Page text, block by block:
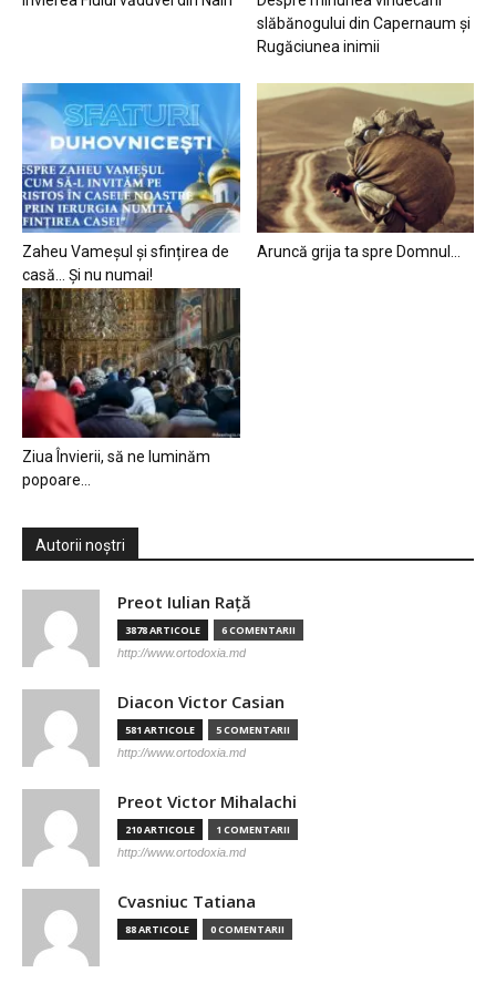
slăbănogului din Capernaum și
Rugăciunea inimii
Zaheu Vameșul și sfințirea de
casă… Și nu numai!
Aruncă grija ta spre Domnul…
Ziua Învierii, să ne luminăm
popoare…
Autorii noștri
Preot Iulian Raţă
3878 ARTICOLE 6 COMENTARII
http://www.ortodoxia.md
Diacon Victor Casian
581 ARTICOLE 5 COMENTARII
http://www.ortodoxia.md
Preot Victor Mihalachi
210 ARTICOLE 1 COMENTARII
http://www.ortodoxia.md
Cvasniuc Tatiana
88 ARTICOLE 0 COMENTARII